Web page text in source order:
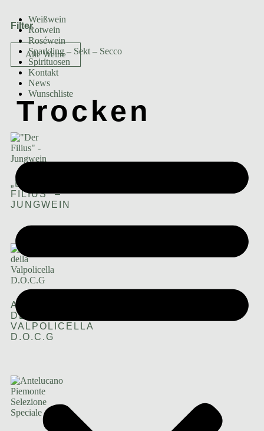
Weißwein
Rotwein
Roséwein
Sparkling – Sekt – Secco
Spirituosen
Kontakt
News
Wunschliste
Filter
Alle Weine
Trocken
„DER
FILIUS“ –
JUNGWEIN
AMARONE
DELLA
VALPOLICELLA
D.O.C.G